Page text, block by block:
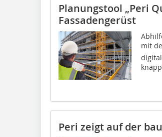
Planungstool „Peri
Fassadengerüst
mit
Peri zeigt auf der